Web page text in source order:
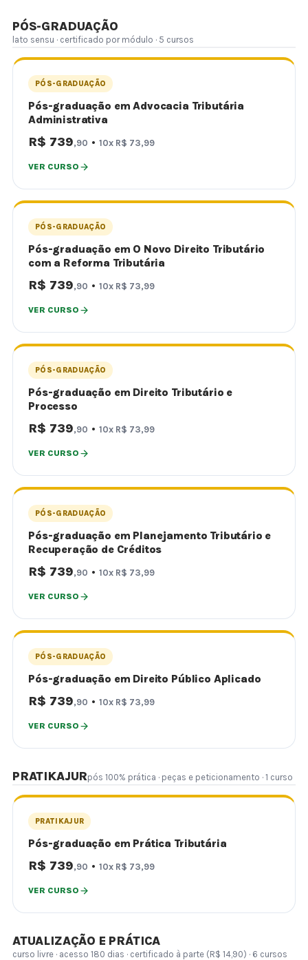
PÓS-GRADUAÇÃO
lato sensu · certificado por módulo · 5 cursos
PÓS-GRADUAÇÃO
Pós-graduação em Advocacia Tributária
Administrativa
R$ 739,90 · 10x R$ 73,99
VER CURSO
PÓS-GRADUAÇÃO
Pós-graduação em O Novo Direito Tributário
com a Reforma Tributária
R$ 739,90 · 10x R$ 73,99
VER CURSO
PÓS-GRADUAÇÃO
Pós-graduação em Direito Tributário e
Processo
R$ 739,90 · 10x R$ 73,99
VER CURSO
PÓS-GRADUAÇÃO
Pós-graduação em Planejamento Tributário e
Recuperação de Créditos
R$ 739,90 · 10x R$ 73,99
VER CURSO
PÓS-GRADUAÇÃO
Pós-graduação em Direito Público Aplicado
R$ 739,90 · 10x R$ 73,99
VER CURSO
PRATIKAJURpós 100% prática · peças e peticionamento · 1 curso
PRATIKAJUR
Pós-graduação em Prática Tributária
R$ 739,90 · 10x R$ 73,99
VER CURSO
ATUALIZAÇÃO E PRÁTICA
curso livre · acesso 180 dias · certificado à parte (R$ 14,90) · 6 cursos